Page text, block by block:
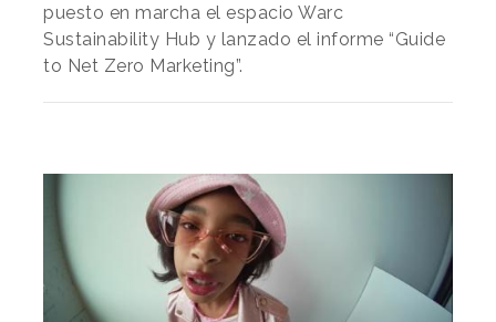
puesto en marcha el espacio Warc
Sustainability Hub y lanzado el informe “Guide
to Net Zero Marketing”.